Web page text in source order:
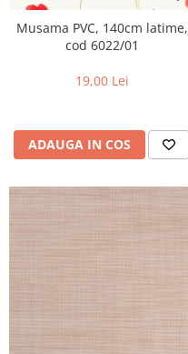
Musama PVC, 140cm latime,
cod 6022/01
19,00 Lei
ADAUGA IN COS